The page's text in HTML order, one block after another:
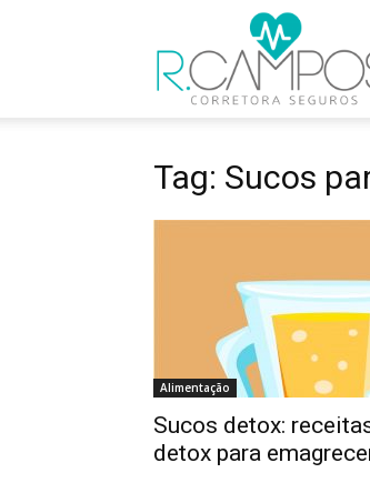
Você
Tag: Sucos
Alimentação
Sucos detox:
detox para